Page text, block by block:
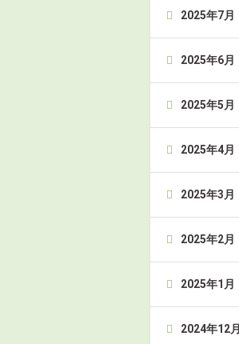
2025年7月
2025年6月
2025年5月
2025年4月
2025年3月
2025年2月
2025年1月
2024年12月